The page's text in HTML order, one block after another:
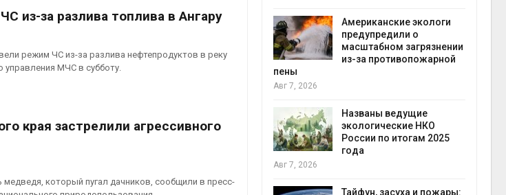
из-за разлива топлива в Ангару
режим ЧС из-за разлива нефтепродуктов в реку
управления МЧС в субботу.
края застрелили агрессивного
который пугал дачников, сообщили в пресс-
вновь
сбора
Евросоюз потребовал
роста ущерба от пожаров
Авг 7, 2026
кондиционера и почти
Камчатские северные
олени набирают вес
Американские экологи
предупредили о
масштабном загрязнении
из-за противопожарной
пены
Авг 7, 2026
Названы ведущие
экологические НКО
России по итогам 2025
года
Авг 7, 2026
Тайфун, засуха и пожары: